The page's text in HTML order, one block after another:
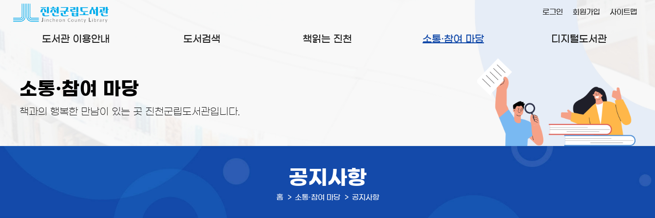
도서관 이용안내 도서검색 책읽는 진천 소통·참여 마당 디지털도서관
로그인 회원가입 사이트맵
소통·참여 마당
책과의 행복한 만남이 있는 곳 진천군립도서관입니다.
공지사항
홈 소통·참여 마당 공지사항